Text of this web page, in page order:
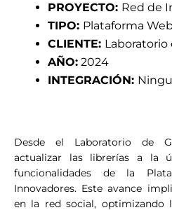
PROYECTO: Red de
TIPO: Plataforma Web
CLIENTE: Laboratorio
AÑO: 2024
INTEGRACIÓN:
Desde el Laboratorio de
actualizar las librerías a la
funcionalidades de la
Innovadores. Este avance
en la red social, optimizando